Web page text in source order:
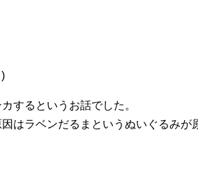
するというお話でした。
はラベンだるまというぬいぐるみが